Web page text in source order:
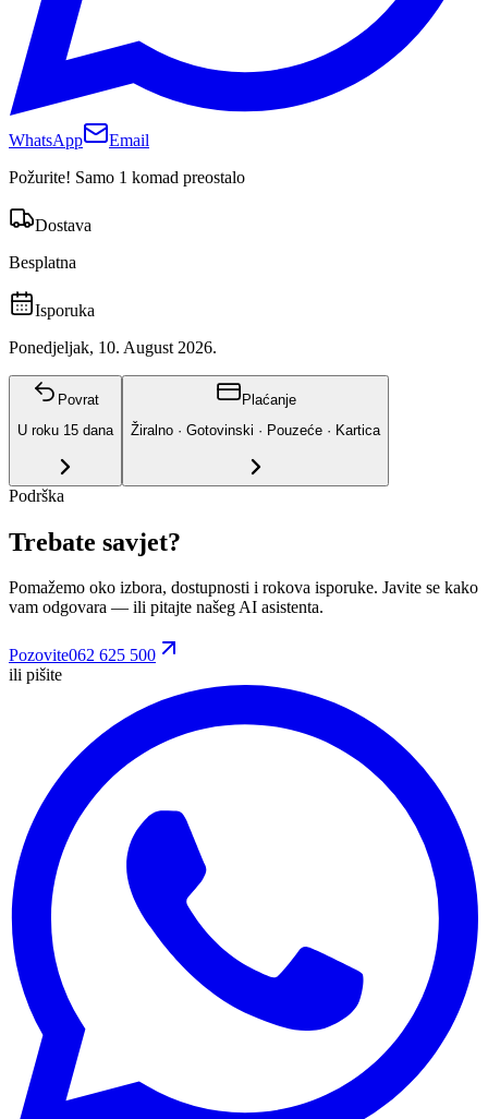
WhatsApp
Email
Požurite! Samo 1 komad preostalo
Dostava
Besplatna
Isporuka
Ponedjeljak, 10. August 2026.
Povrat
U roku 15 dana
Plaćanje
Žiralno · Gotovinski · Pouzeće · Kartica
Podrška
Trebate savjet?
Pomažemo oko izbora, dostupnosti i rokova isporuke. Javite se kako
vam odgovara — ili pitajte našeg AI asistenta.
Pozovite062 625 500
ili pišite